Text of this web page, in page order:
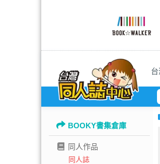
BOOKY書集倉庫
同人作品
同人誌